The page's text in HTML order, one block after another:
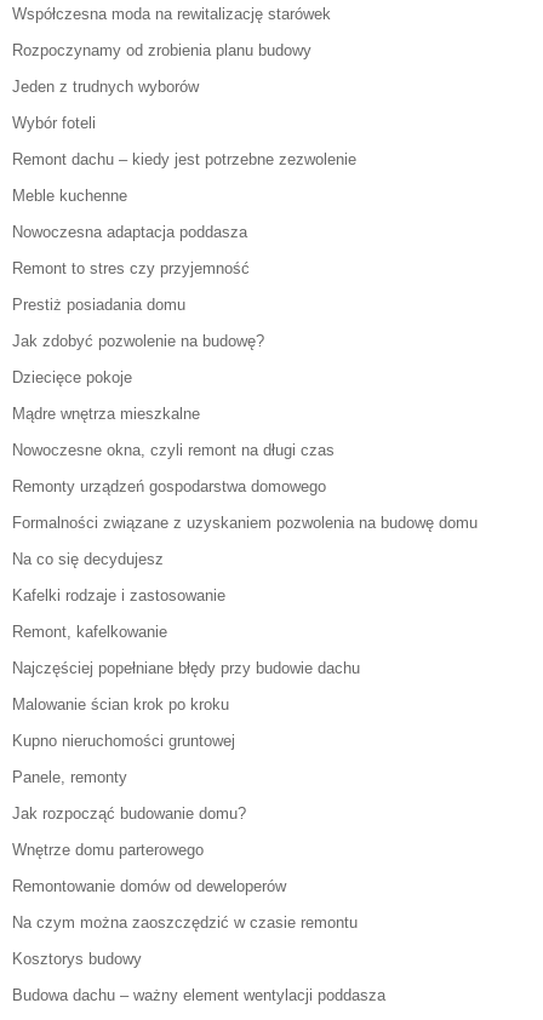
Współczesna moda na rewitalizację starówek
Rozpoczynamy od zrobienia planu budowy
Jeden z trudnych wyborów
Wybór foteli
Remont dachu – kiedy jest potrzebne zezwolenie
Meble kuchenne
Nowoczesna adaptacja poddasza
Remont to stres czy przyjemność
Prestiż posiadania domu
Jak zdobyć pozwolenie na budowę?
Dziecięce pokoje
Mądre wnętrza mieszkalne
Nowoczesne okna, czyli remont na długi czas
Remonty urządzeń gospodarstwa domowego
Formalności związane z uzyskaniem pozwolenia na budowę domu
Na co się decydujesz
Kafelki rodzaje i zastosowanie
Remont, kafelkowanie
Najczęściej popełniane błędy przy budowie dachu
Malowanie ścian krok po kroku
Kupno nieruchomości gruntowej
Panele, remonty
Jak rozpocząć budowanie domu?
Wnętrze domu parterowego
Remontowanie domów od deweloperów
Na czym można zaoszczędzić w czasie remontu
Kosztorys budowy
Budowa dachu – ważny element wentylacji poddasza